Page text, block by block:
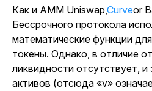
Как и AMM Uniswap,Curveor
Бессрочного протокола
математические функции
токены. Однако, в отличие
ликвидности отсутствует, и
активов (отсюда «v»